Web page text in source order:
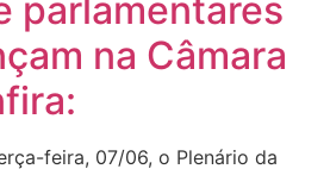
parlamentares
na Câmara
feira, 07/06, o Plenário da